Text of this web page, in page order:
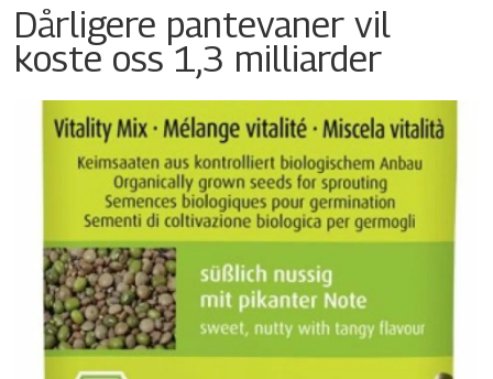
Dårligere pantevaner vil
koste oss 1,3 milliarder